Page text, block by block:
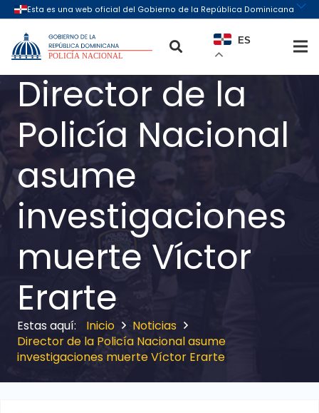
ES
Director de la
Policía Nacional
asume
investigaciones
muerte Víctor
Erarte
Inicio
Noticias
Director de la Policía Nacional asume
investigaciones muerte Víctor Erarte